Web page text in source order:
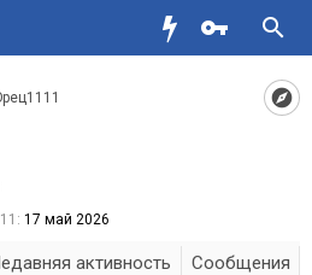
17 май 2026
активность
Сообщения